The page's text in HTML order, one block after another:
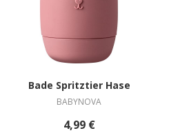
Bade Spritztier Hase
BABYNOVA
4,99 €